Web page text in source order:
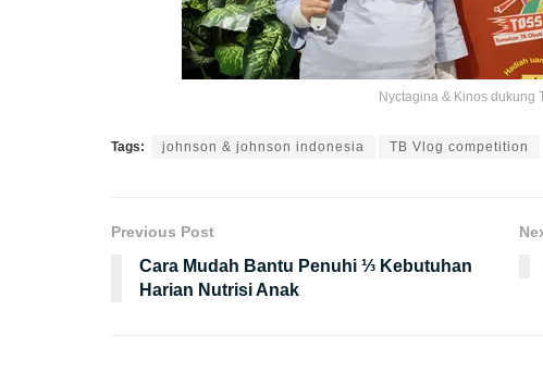
Nyctagina & Kinos dukung
Tags: johnson & johnson indonesia TB Vlog competition
Previous Post
Cara Mudah Bantu Penuhi ⅓ Kebutuhan
Harian Nutrisi Anak